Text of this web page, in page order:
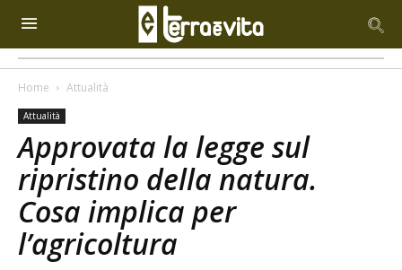
Home Attualità
Attualità
Approvata la legge sul
ripristino della natura.
Cosa implica per
l’agricoltura